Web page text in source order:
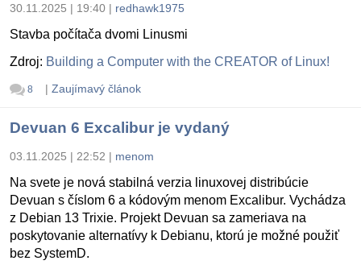
30.11.2025 | 19:40 | redhawk1975
Stavba počítača dvomi Linusmi
Zdroj: Building a Computer with the CREATOR of Linux!
8 | Zaujímavý článok
Devuan 6 Excalibur je vydaný
03.11.2025 | 22:52 | menom
Na svete je nová stabilná verzia linuxovej distribúcie
Devuan s číslom 6 a kódovým menom Excalibur. Vychádza
z Debian 13 Trixie. Projekt Devuan sa zameriava na
poskytovanie alternatívy k Debianu, ktorú je možné použiť
bez SystemD.